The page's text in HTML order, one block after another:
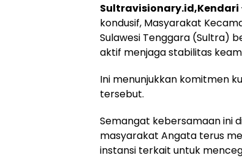
Sultravisionary.id,Kendari
kondusif, Masyarakat
Sulawesi Tenggara (Sultra)
aktif menjaga stabilitas
Ini menunjukkan komitmen
tersebut.
Semangat kebersamaan ini
masyarakat Angata terus
instansi terkait untuk